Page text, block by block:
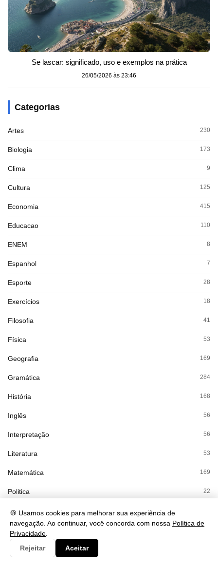
🍪 Usamos cookies para melhorar sua experiência de
navegação. Ao continuar, você concorda com nossa Política de
Privacidade
Rejeitar
Aceitar
Se lascar: significado, uso e exemplos na prática
26/05/2026 às 23:46
Categorias
Artes 230
Biologia 173
Clima 9
Cultura 125
Economia 415
Educacao 110
ENEM 8
Espanhol 7
Esporte 28
Exercícios 18
Filosofia 41
Física 53
Geografia 169
Gramática 284
História 168
Inglês 56
Interpretação 56
Literatura 53
Matemática 169
Politica 22
Química
Redação
Saude